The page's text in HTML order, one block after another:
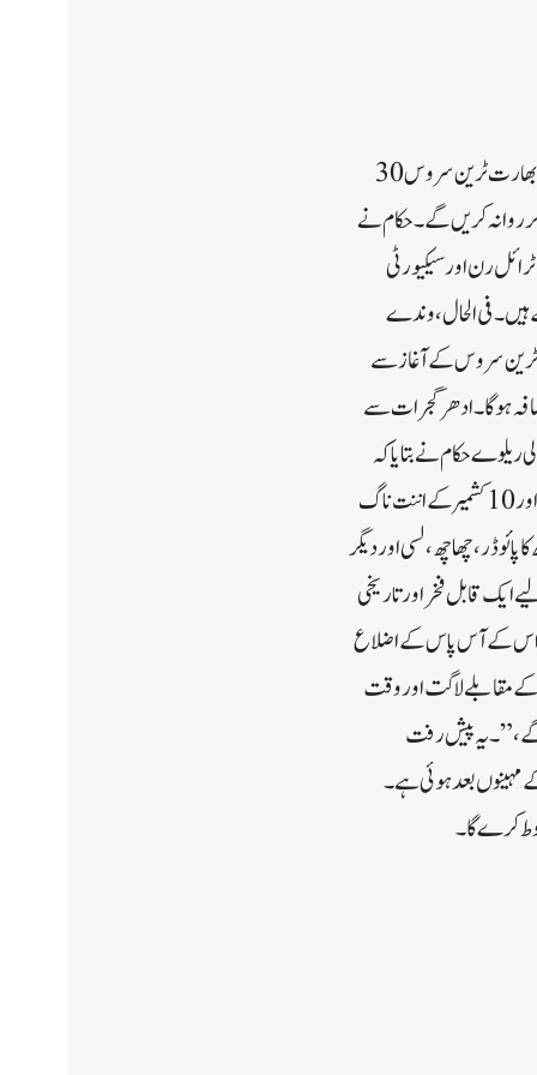
سرینگر// شمالی ریلوے حکام نے کہا ہے کہ جموں اور سرینگر کے درمیان بہت انتظار کی جانے والی براہ راست وندے بھارت ٹرین سروس 30
روانہ کریں گے۔حکام نے
رن اور سیکیورٹی
ہیں۔فی الحال، وندے
ٹرین سروس کے آغاز سے
ہوگا۔ادھرگجرات سے
ریلوے حکام نے بتایا کہ
ٹرین، جو 20 اپریل کو احمد آباد ڈویژن کے لنچ گڈز شیڈ سے روانہ ہوئی تھی، 10 ویگنیں جموں کے بڑی برہمنا گڈز شیڈ اور 10 کشمیر کے اننت ناگ
ٹونڈ دودھ، دودھ کا پائوڈر، چھاچھ، لسی اور دیگر
ایک قابل فخر اور تاریخی
اس کے آس پاس کے اضلاع
کے مقابلے لاگت اور وقت
گے،” ۔یہ پیش رفت
ناگ پہنچنے کے مہینوں بعد ہوئی ہے۔
کرے گا۔